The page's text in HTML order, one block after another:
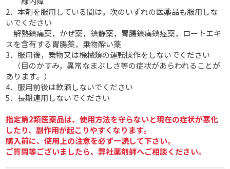
2．本剤を服用している間は，次のいずれの医薬品も服用しな
いでください
解熱鎮痛薬，かぜ薬，鎮静薬，胃腸鎮痛鎮痙薬，ロートエキ
スを含有する胃腸薬，乗物酔い薬
3．服用後，乗物又は機械類の運転操作をしないでください
（目のかすみ，異常なまぶしさ等の症状があらわれることが
あります。）
4．服用前後は飲酒しないでください
5．長期連用しないでください
指定第2類医薬品は、使用方法を守らないと現在の症状が悪化
したり、副作用が起こりやすくなります。
購入前に、使用上の注意を必ず一読して下さい。
ご質問等ございましたら、弊社薬剤師へご相談ください。